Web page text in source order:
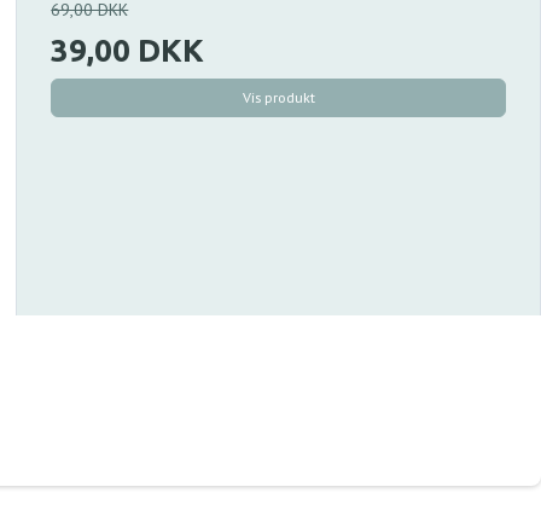
69,00 DKK
39,00 DKK
Vis produkt